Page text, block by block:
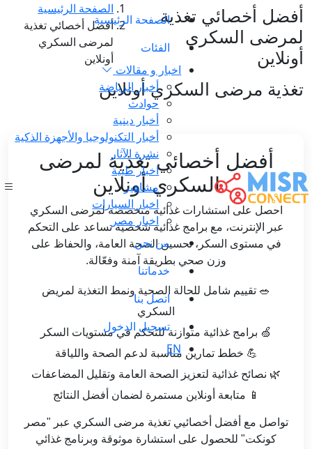
الصفحة الرئيسية
الفئات
اخبار و مقالات
أخبار الرياضة
حوادث
أخبار دينية
أخبار التكنولوجيا والأجهزة الذكية
نشرة الآثار
اخبار طبية
مشاهير
اخبار السيارات
اخبار مصر
من نحن
خدماتنا
اتصل بنا
تسجيل الدخول
EN
أفضل أخصائي تغذية
لمرضى السكري
أونلاين
الصفحة الرئيسية
أفضل أخصائي تغذية
لمرضى السكري
أونلاين
تغذية مرضى السكري أونلاين
أفضل أخصائي تغذية لمرضى
السكري أونلاين
احصل على استشارات غذائية متخصصة لمرضى السكري
عبر الإنترنت، مع برامج غذائية شخصية تساعد على التحكم
في مستوى السكر، تحسين الصحة العامة، والحفاظ على
وزن صحي بطريقة آمنة وفعّالة.
🥗 تقييم شامل للحالة الصحية ونمط التغذية لمريض
السكري
🍏 برامج غذائية متوازنة للتحكم في مستويات السكر
💪 خطط تمارين مناسبة لدعم الصحة واللياقة
🌿 نصائح غذائية لتعزيز الصحة العامة وتقليل المضاعفات
📱 متابعة أونلاين مستمرة لضمان أفضل النتائج
تواصل مع أفضل أخصائيي تغذية مرضى السكري عبر "مصر
كونكت" للحصول على استشارة موثوقة وبرنامج غذائي